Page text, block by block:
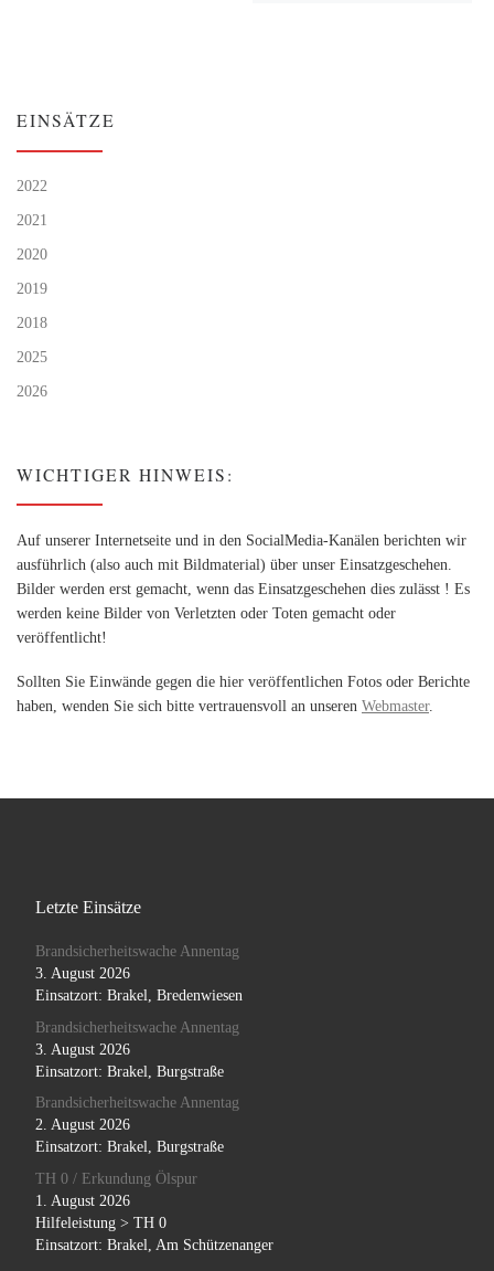
EINSÄTZE
2022
2021
2020
2019
2018
2025
2026
WICHTIGER HINWEIS:
Auf unserer Internetseite und in den SocialMedia-Kanälen berichten wir
ausführlich (also auch mit Bildmaterial) über unser Einsatzgeschehen.
Bilder werden erst gemacht, wenn das Einsatzgeschehen dies zulässt ! Es
werden keine Bilder von Verletzten oder Toten gemacht oder
veröffentlicht!
Sollten Sie Einwände gegen die hier veröffentlichen Fotos oder Berichte
haben, wenden Sie sich bitte vertrauensvoll an unseren Webmaster.
Letzte Einsätze
Brandsicherheitswache Annentag
3. August 2026
Einsatzort: Brakel, Bredenwiesen
Brandsicherheitswache Annentag
3. August 2026
Einsatzort: Brakel, Burgstraße
Brandsicherheitswache Annentag
2. August 2026
Einsatzort: Brakel, Burgstraße
TH 0 / Erkundung Ölspur
1. August 2026
Hilfeleistung > TH 0
Einsatzort: Brakel, Am Schützenanger